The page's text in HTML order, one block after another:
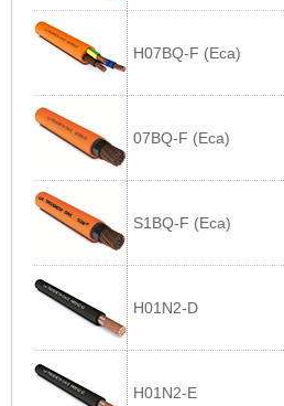
H07BQ-F (Eca)
07BQ-F (Eca)
S1BQ-F (Eca)
H01N2-D
H01N2-E